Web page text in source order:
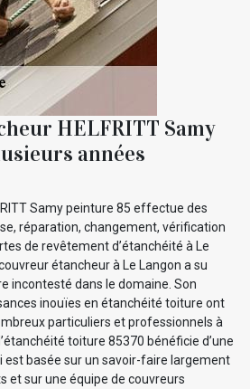
HELFRITT Samy
années
Samy peinture 85 effectue des
réparation, changement, vérification
de revêtement d’étanchéité à Le
étancheur à Le Langon a su
incontesté dans le domaine. Son
inouïes en étanchéité toiture ont
particuliers et professionnels à
toiture 85370 bénéficie d’une
est basée sur un savoir-faire largement
et sur une équipe de couvreurs